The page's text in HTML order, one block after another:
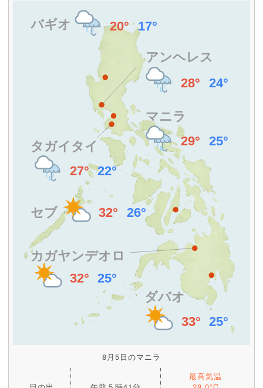
8月5日のマニラ
最高気温